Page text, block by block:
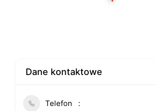
Dane kontaktowe
Telefon